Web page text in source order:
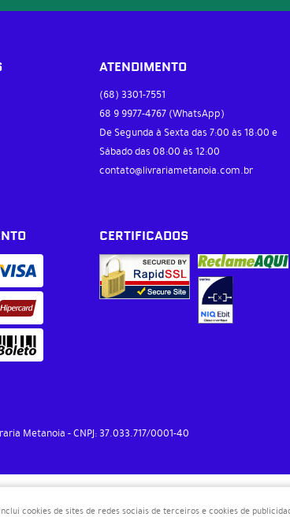
ATENDIMENTO
(68) 3301-7551
68 9 9977-4767 (WhatsApp)
De Segunda à Sexta das 7:00 às 18:00 e
Sábado das 08:00 às 12:00
contato@livrariametanoia.com.br
CERTIFICADOS
Metanoia CNPJ: 37.033.717/0001-40
cookies de sites de redes sociais de terceiros e cookies de